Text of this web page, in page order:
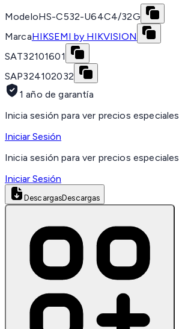
ModeloHS-C532-U64C4/32G
MarcaHIKSEMI by HIKVISION
SAT32101601
SAP324102032
1 año de garantía
Inicia sesión para ver precios especiales
Iniciar Sesión
Inicia sesión para ver precios especiales
Iniciar Sesión
DescargasDescargas